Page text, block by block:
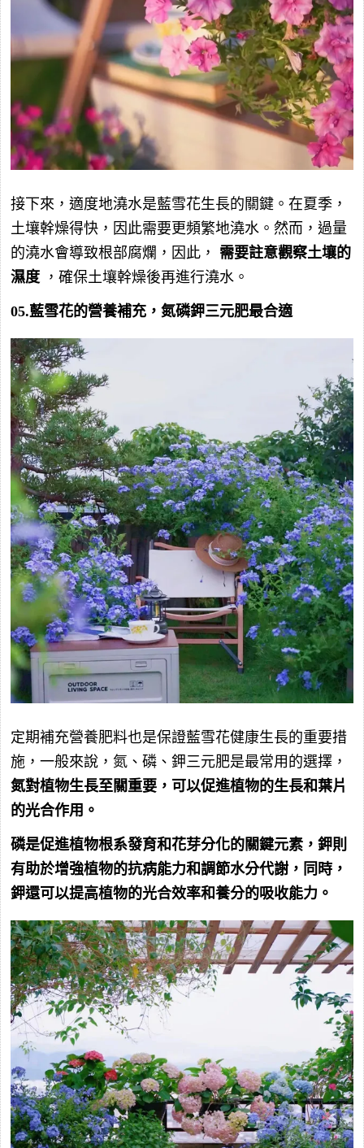
接下來，適度地澆水是藍雪花生長的關鍵。在夏季，
土壤幹燥得快，因此需要更頻繁地澆水。然而，過量
的澆水會導致根部腐爛，因此， 需要註意觀察土壤的
濕度 ，確保土壤幹燥後再進行澆水。
05.藍雪花的營養補充，氮磷鉀三元肥最合適
定期補充營養肥料也是保證藍雪花健康生長的重要措
施，一般來說，氮、磷、鉀三元肥是最常用的選擇，
氮對植物生長至關重要，可以促進植物的生長和葉片
的光合作用。
磷是促進植物根系發育和花芽分化的關鍵元素，鉀則
有助於增強植物的抗病能力和調節水分代謝，同時，
鉀還可以提高植物的光合效率和養分的吸收能力。